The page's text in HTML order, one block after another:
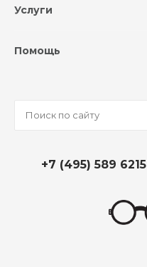
Услуги
Помощь
+7 (495) 589 6215